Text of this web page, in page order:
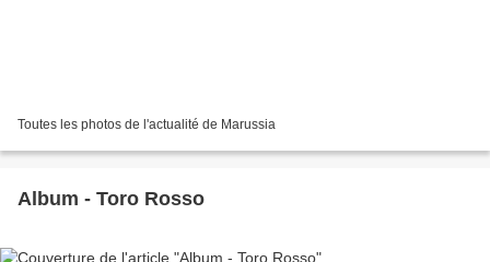
Toutes les photos de l'actualité de Marussia
Album - Toro Rosso